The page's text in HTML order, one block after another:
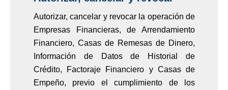
Autorizar, cancelar y revocar la operación de
Empresas Financieras, de Arrendamiento
Financiero, Casas de Remesas de Dinero,
Información de Datos de Historial de
Crédito, Factoraje Financiero y Casas de
Empeño, previo el cumplimiento de los